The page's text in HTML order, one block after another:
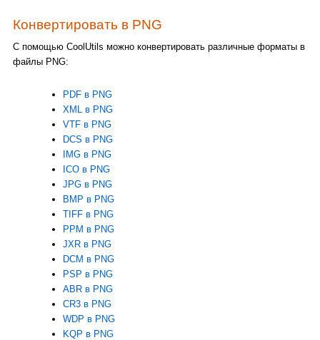
Конвертировать в PNG
С помощью CoolUtils можно конвертировать различные форматы в
файлы PNG:
PDF в PNG
XML в PNG
VTF в PNG
DCS в PNG
IMG в PNG
ICO в PNG
JPG в PNG
BMP в PNG
TIFF в PNG
PPM в PNG
JXR в PNG
DCM в PNG
PSP в PNG
ABR в PNG
CR3 в PNG
WDP в PNG
KQP в PNG